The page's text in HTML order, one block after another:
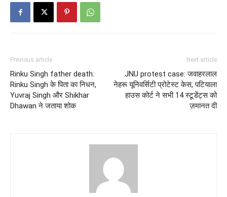
Previous article
Rinku Singh father death:
Rinku Singh के पिता का निधन,
Yuvraj Singh और Shikhar
Dhawan ने जताया शोक
Next article
JNU protest case: जवाहरलाल
नेहरू यूनिवर्सिटी प्रोटेस्ट केस, पटियाला
हाउस कोर्ट ने सभी 14 स्टूडेंट्स को
ज़मानत दी